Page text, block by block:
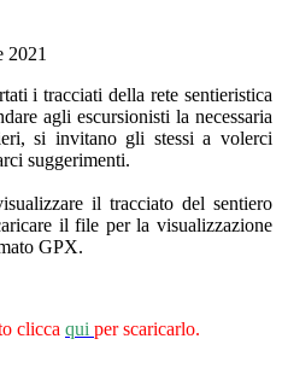
2021
i tracciati della rete sentieristica
agli escursionisti la necessaria
si invitano gli stessi a volerci
suggerimenti.
il tracciato del sentiero
il file per la visualizzazione
GPX.
clicca qui per scaricarlo.